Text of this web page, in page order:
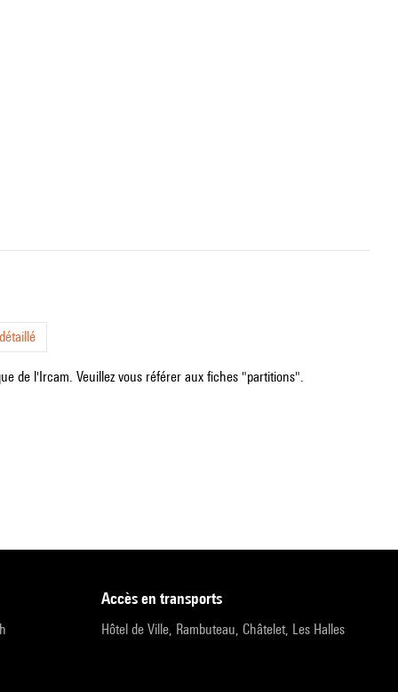
de l'Ircam. Veuillez vous référer aux fiches "partitions".
accès en transports
Hôtel de Ville, Rambuteau, Châtelet, Les Halles